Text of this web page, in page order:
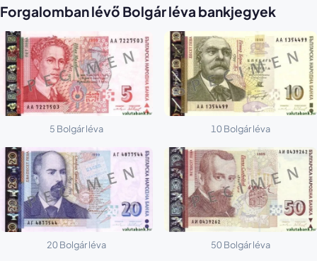
Forgalomban lévő Bolgár léva bankjegyek
5 Bolgár léva 10 Bolgár léva
20 Bolgár léva 50 Bolgár léva